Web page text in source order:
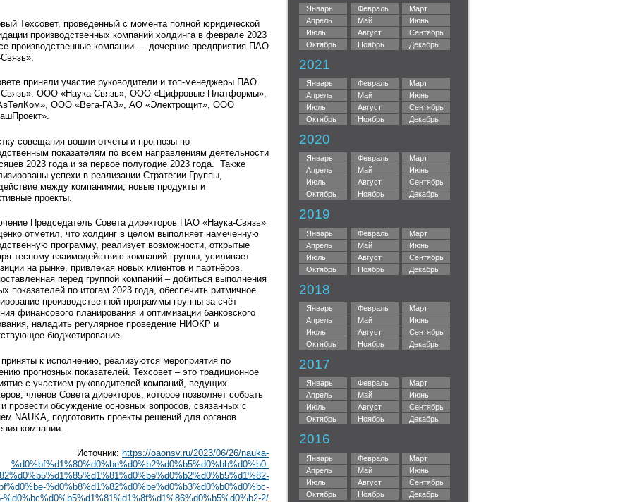
Январь Февраль
Март
Апрель
Май
Июнь
Июль
Август
Сентябрь
Октябрь
Ноябрь Декабрь
2021
Январь Февраль
Март
Апрель
Май
Июнь
Июль
Август
Сентябрь
Октябрь
Ноябрь Декабрь
2020
Январь Февраль
Март
Апрель
Май
Июнь
Июль
Август
Сентябрь
Октябрь
Ноябрь Декабрь
2019
Январь Февраль
Март
Апрель
Май
Июнь
Июль
Август
Сентябрь
Октябрь
Ноябрь Декабрь
2018
Январь Февраль
Март
Апрель
Май
Июнь
Июль
Август
Сентябрь
Октябрь
Ноябрь Декабрь
2017
Январь Февраль
Март
Апрель
Май
Июнь
Июль
Август
Сентябрь
Октябрь
Ноябрь Декабрь
2016
Январь Февраль
Март
Апрель
Май
Июнь
Июль
Август
Сентябрь
Октябрь
Ноябрь Декабрь
Техсовет, проведенный с момента полной юридической
производственных компаний холдинга в феврале 2023
производственные компании — дочерние предприятия ПАО
приняли участие руководители и топ-менеджеры ПАО
Связь»: ООО «Наука-Связь», ООО «Цифровые Платформы»,
ООО «Вега-ГАЗ», АО «Электрощит», ООО
совещания вошли отчеты и прогнозы по
показателям по всем направлениям деятельности
2023 года и за первое полугодие 2023 года. Также
успехи в реализации Стратегии Группы,
между компаниями, новые продукты и
проекты.
Председатель Совета директоров ПАО «Наука-Связь»
отметил, что холдинг в целом выполняет намеченную
программу, реализует возможности, открытые
тесному взаимодействию компаний группы, усиливает
на рынке, привлекая новых клиентов и партнёров.
перед группой компаний – добиться выполнения
показателей по итогам 2023 года, обеспечить ритмичное
производственной программы группы за счёт
финансового планирования и оптимизации банковского
наладить регулярное проведение НИОКР и
бюджетирование.
к исполнению, реализуются мероприятия по
прогнозных показателей. Техсовет – это традиционное
с участием руководителей компаний, ведущих
членов Совета директоров, которое позволяет собрать
провести обсуждение основных вопросов, связанных с
NAUKA, подготовить проекты решений для органов
компании.
Источник: https://oaonsv.ru/2023/06/26/nauka-
%d0%bf%d1%80%d0%be%d0%b2%d0%b5%d0%bb%d0%b0-
%d0%b8%d1%82%d0%be%d0%b3%d0%b0%d0%bc-
%d0%bc%d0%b5%d1%81%d1%8f%d1%86%d0%b5%d0%b2-2/